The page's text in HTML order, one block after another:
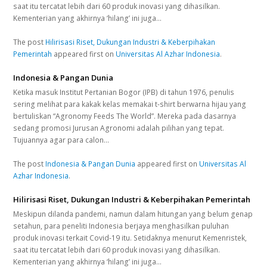
saat itu tercatat lebih dari 60 produk inovasi yang dihasilkan.
Kementerian yang akhirnya ‘hilang’ ini juga…
The post Hilirisasi Riset, Dukungan Industri & Keberpihakan
Pemerintah appeared first on Universitas Al Azhar Indonesia.
Indonesia & Pangan Dunia
Ketika masuk Institut Pertanian Bogor (IPB) di tahun 1976, penulis
sering melihat para kakak kelas memakai t-shirt berwarna hijau yang
bertuliskan “Agronomy Feeds The World”. Mereka pada dasarnya
sedang promosi Jurusan Agronomi adalah pilihan yang tepat.
Tujuannya agar para calon…
The post Indonesia & Pangan Dunia appeared first on Universitas Al
Azhar Indonesia.
Hilirisasi Riset, Dukungan Industri & Keberpihakan Pemerintah
Meskipun dilanda pandemi, namun dalam hitungan yang belum genap
setahun, para peneliti Indonesia berjaya menghasilkan puluhan
produk inovasi terkait Covid-19 itu. Setidaknya menurut Kemenristek,
saat itu tercatat lebih dari 60 produk inovasi yang dihasilkan.
Kementerian yang akhirnya ‘hilang’ ini juga…